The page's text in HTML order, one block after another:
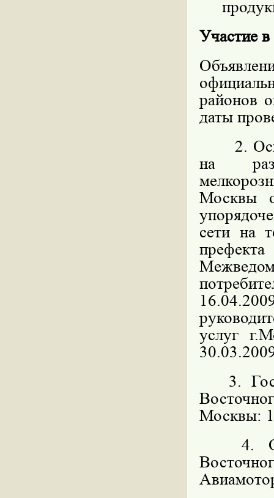
Участие в
районов
даты
2.
на
Москвы
сети на
услуг
3.
Москвы:
4.